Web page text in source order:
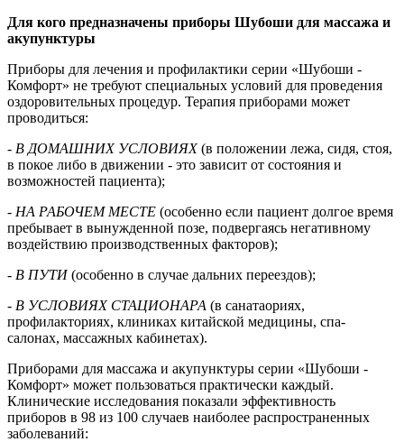
Для кого предназначены приборы Шубоши для массажа и
акупунктуры
Приборы для лечения и профилактики серии «Шубоши -
Комфорт» не требуют специальных условий для проведения
оздоровительных процедур. Терапия приборами может
проводиться:
- В ДОМАШНИХ УСЛОВИЯХ (в положении лежа, сидя, стоя,
в покое либо в движении - это зависит от состояния и
возможностей пациента);
- НА РАБОЧЕМ МЕСТЕ (особенно если пациент долгое время
пребывает в вынужденной позе, подвергаясь негативному
воздействию производственных факторов);
- В ПУТИ(особенно в случае дальних переездов);
- В УСЛОВИЯХ СТАЦИОНАРА (в санатаориях,
профилакториях, клиниках китайской медицины, спа-
салонах, массажных кабинетах).
Приборами для массажа и акупунктуры серии «Шубоши -
Комфорт» может пользоваться практически каждый.
Клинические исследования показали эффективность
приборов в 98 из 100 случаев наиболее распространенных
заболеваний: